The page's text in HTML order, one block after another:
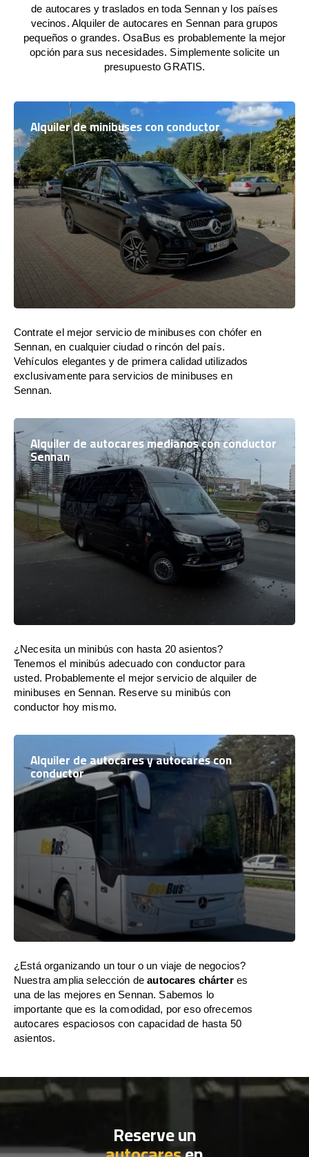
de autocares y traslados en toda Sennan y los países
vecinos. Alquiler de autocares en Sennan para grupos
pequeños o grandes. OsaBus es probablemente la mejor
opción para sus necesidades. Simplemente solicite un
presupuesto GRATIS.
Alquiler de minibuses con conductor
Contrate el mejor servicio de minibuses con chófer en
Sennan, en cualquier ciudad o rincón del país.
Vehículos elegantes y de primera calidad utilizados
exclusivamente para servicios de minibuses en
Sennan.
Alquiler de autocares medianos con conductor
Sennan
¿Necesita un minibús con hasta 20 asientos?
Tenemos el minibús adecuado con conductor para
usted. Probablemente el mejor servicio de alquiler de
minibuses en Sennan. Reserve su minibús con
conductor hoy mismo.
Alquiler de autocares y autocares con
conductor
¿Está organizando un tour o un viaje de negocios?
Nuestra amplia selección deautocares chárteres
una de las mejores en Sennan. Sabemos lo
importante que es la comodidad, por eso ofrecemos
autocares espaciosos con capacidad de hasta 50
asientos.
Reserve un